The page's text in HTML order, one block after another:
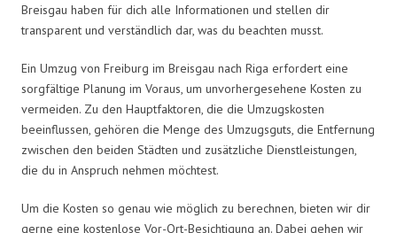
Breisgau haben für dich alle Informationen und stellen dir
transparent und verständlich dar, was du beachten musst.
Ein Umzug von Freiburg im Breisgau nach Riga erfordert eine
sorgfältige Planung im Voraus, um unvorhergesehene Kosten zu
vermeiden. Zu den Hauptfaktoren, die die Umzugskosten
beeinflussen, gehören die Menge des Umzugsguts, die Entfernung
zwischen den beiden Städten und zusätzliche Dienstleistungen,
die du in Anspruch nehmen möchtest.
Um die Kosten so genau wie möglich zu berechnen, bieten wir dir
gerne eine kostenlose Vor-Ort-Besichtigung an. Dabei gehen wir